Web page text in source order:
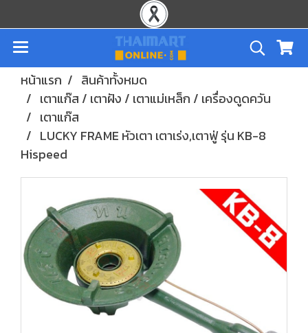
หน้าแรก
สินค้าทั้งหมด
เตาแก๊ส / เตาฝัง / เตาแม่เหล็ก / เครื่องดูดควัน
เตาแก๊ส
LUCKY FRAME หัวเตา เตาเร่ง,เตาฟู่ รุ่น KB-8
Hispeed